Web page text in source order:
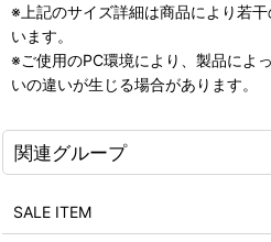
※上記のサイズ詳細は商品により若
います。
※ご使用のPC環境により、製品によ
いの違いが生じる場合があります。
関連グループ
SALE ITEM